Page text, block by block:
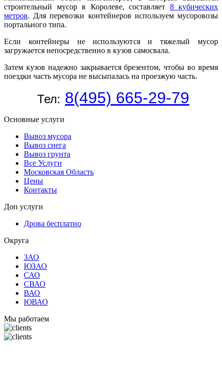
строительный мусор в Королеве, составляет 8 кубических
метров. Для перевозки контейнеров используем мусоровозы
портального типа.
Если контейнеры не используются и тяжелый мусор
загружается непосредственно в кузов самосвала.
Затем кузов надежно закрывается брезентом, чтобы во время
поездки часть мусора не высыпалась на проезжую часть.
Тел: 8(495) 665-29-79
Основные услуги
Вывоз мусора
Вывоз снега
Вывоз грунта
Все Услуги
Московская Область
Цены
Контакты
Доп услуги
Дрова бесплатно
Округа
ЗАО
ЮЗАО
САО
СВАО
ВАО
ЮВАО
Мы работаем